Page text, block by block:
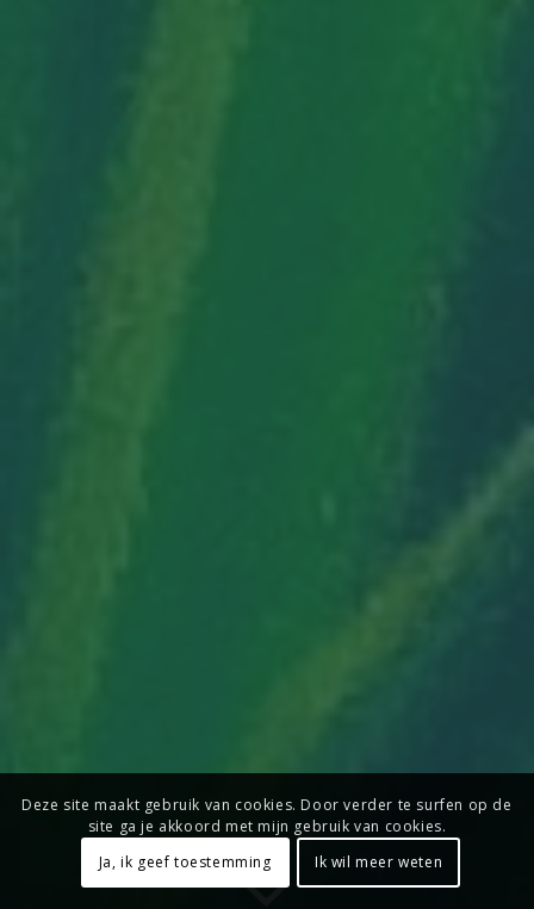
Deze site maakt gebruik van cookies. Door verder te surfen op de
site ga je akkoord met mijn gebruik van cookies.
Ja, ik geef toestemming
Ik wil meer weten